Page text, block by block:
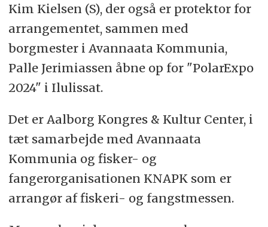
Kim Kielsen (S), der også er protektor for
arrangementet, sammen med
borgmester i Avannaata Kommunia,
Palle Jerimiassen åbne op for "PolarExpo
2024" i Ilulissat.
Det er Aalborg Kongres & Kultur Center, i
tæt samarbejde med Avannaata
Kommunia og fisker- og
fangerorganisationen KNAPK som er
arrangør af fiskeri- og fangstmessen.